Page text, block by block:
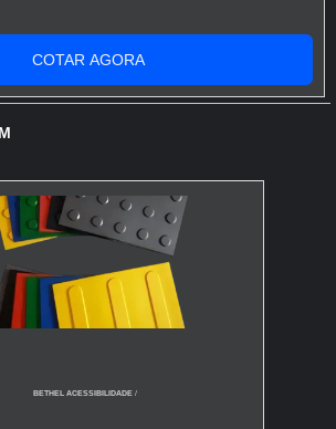
profissionais da Revest Group é
excelente custo-benefício com
com os resultados dos clientes.MAIS
SOBRE PISO EM
COTAR AGORA
BETHEL ACESSIBILIDADE /